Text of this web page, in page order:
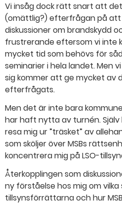
Vi insåg dock rätt snart att
(omättlig?) efterfrågan på
diskussioner om brandskydd
frustrerande eftersom vi inte
mycket tid som behövs för
seminarier i hela landet. Men
sig kommer att ge mycket av
efterfrågats.
Men det är inte bara
har haft nytta av turnén.
resa mig ur ”träsket” av
som sköljer över MSBs
koncentrera mig på LSO-
Återkopplingen som
ny förståelse hos mig om
tillsynsförrättarna och hur